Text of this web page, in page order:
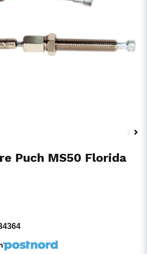
Puch MS50 Florida